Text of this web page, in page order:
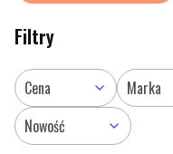
Filtry
Cena Marka
Nowość